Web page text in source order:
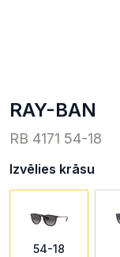
RAY-BAN
RB 4171 54-18
Izvēlies krāsu
54-18